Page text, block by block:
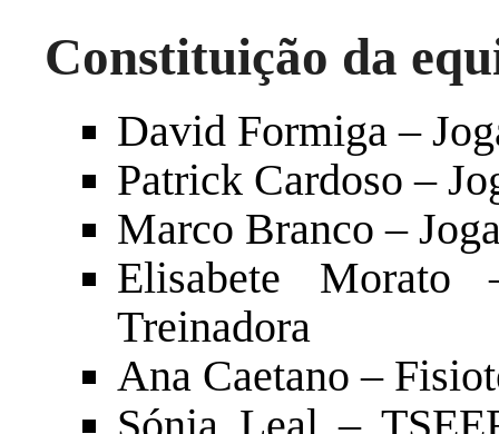
Constituição da
David Formiga –
Patrick Cardoso –
Marco Branco –
Elisabete Morato
Treinadora
Ana Caetano –